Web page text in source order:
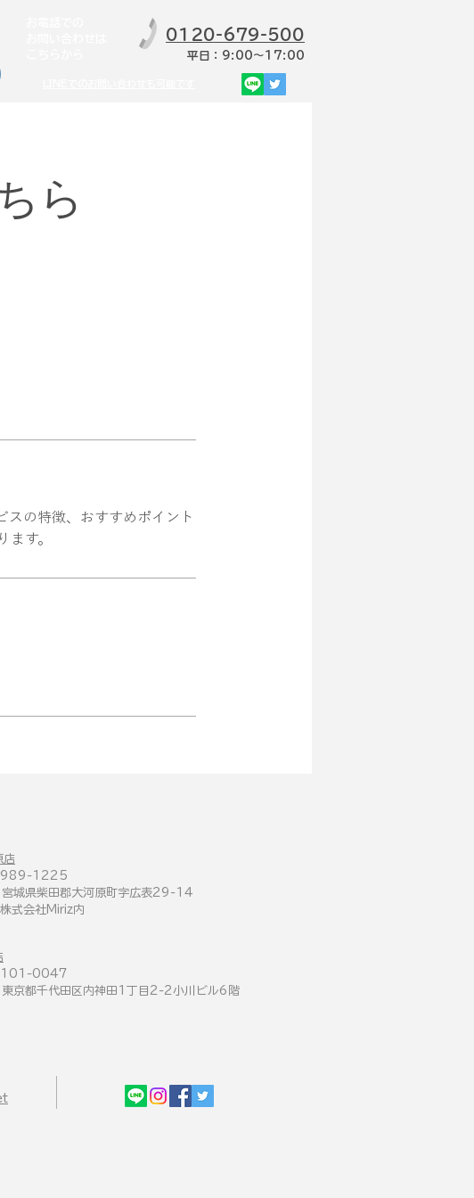
0120-679-500
​平日：9:00～17:00
ら
スの特徴、おすすめポイント
す。
店
989-1225
城県柴田郡大河原町字広表29-14
式会社Miriz内
101-0047
京都千代田区内神田1丁目2-2小川ビル6階